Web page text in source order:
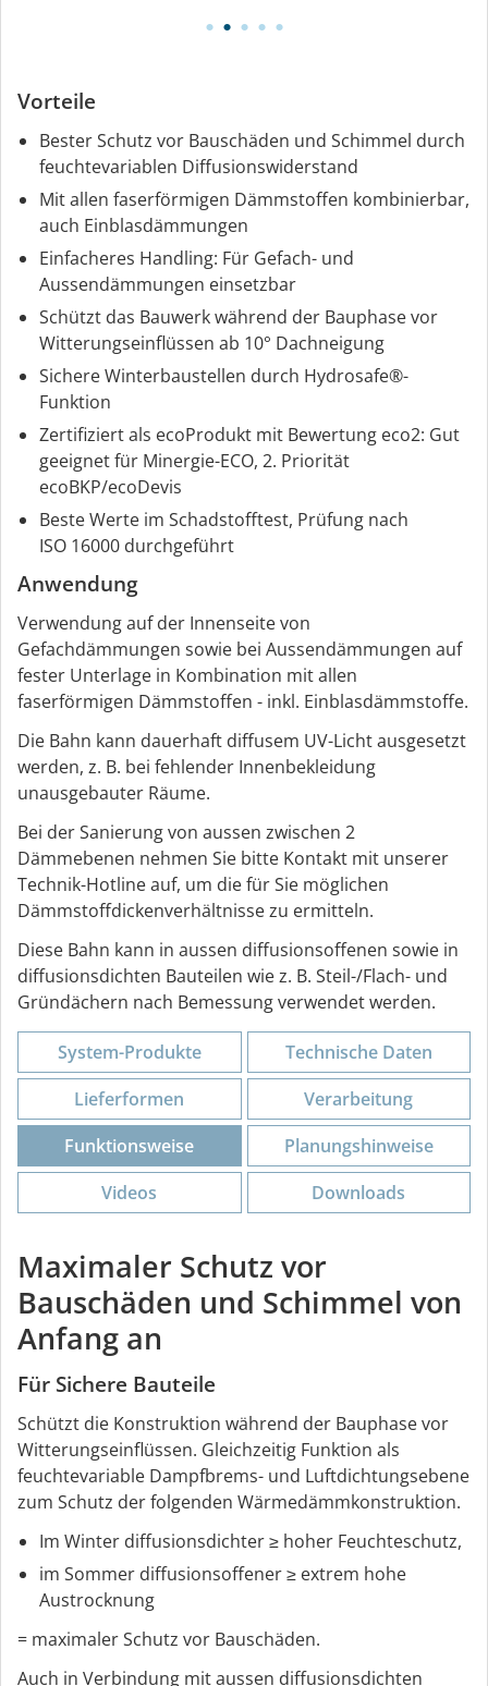
Vorteile
Bester Schutz vor Bauschäden und Schimmel durch
feuchtevariablen Diffusionswiderstand
Mit allen faserförmigen Dämmstoffen kombinierbar,
auch Einblasdämmungen
Einfacheres Handling: Für Gefach- und
Aussendämmungen einsetzbar
Schützt das Bauwerk während der Bauphase vor
Witterungseinflüssen ab 10° Dachneigung
Sichere Winterbaustellen durch Hydrosafe®-
Funktion
Zertifiziert als ecoProdukt mit Bewertung eco2: Gut
geeignet für Minergie-ECO, 2. Priorität
ecoBKP/ecoDevis
Beste Werte im Schadstofftest, Prüfung nach
ISO 16000 durchgeführt
Anwendung
Verwendung auf der Innenseite von
Gefachdämmungen sowie bei Aussendämmungen auf
fester Unterlage in Kombination mit allen
faserförmigen Dämmstoffen - inkl. Einblasdämmstoffe.
Die Bahn kann dauerhaft diffusem UV-Licht ausgesetzt
werden, z. B. bei fehlender Innenbekleidung
unausgebauter Räume.
Bei der Sanierung von aussen zwischen 2
Dämmebenen nehmen Sie bitte Kontakt mit unserer
Technik-Hotline auf, um die für Sie möglichen
Dämmstoffdickenverhältnisse zu ermitteln.
Diese Bahn kann in aussen diffusionsoffenen sowie in
diffusionsdichten Bauteilen wie z. B. Steil-/Flach- und
Gründächern nach Bemessung verwendet werden.
System-Produkte
Technische Daten
Lieferformen
Verarbeitung
Funktions­weise
Planungs­hinweise
Videos
Downloads
Maximaler Schutz vor
Bauschäden und Schimmel von
Anfang an
Für Sichere Bauteile
Schützt die Konstruktion während der Bauphase vor
Witterungseinflüssen. Gleichzeitig Funktion als
feuchtevariable Dampfbrems- und Luftdichtungsebene
zum Schutz der folgenden Wärmedämmkonstruktion.
Im Winter diffusionsdichter ≥ hoher Feuchteschutz,
im Sommer diffusionsoffener ≥ extrem hohe
Austrocknung
= maximaler Schutz vor Bauschäden.
Auch in Verbindung mit aussen diffusionsdichten